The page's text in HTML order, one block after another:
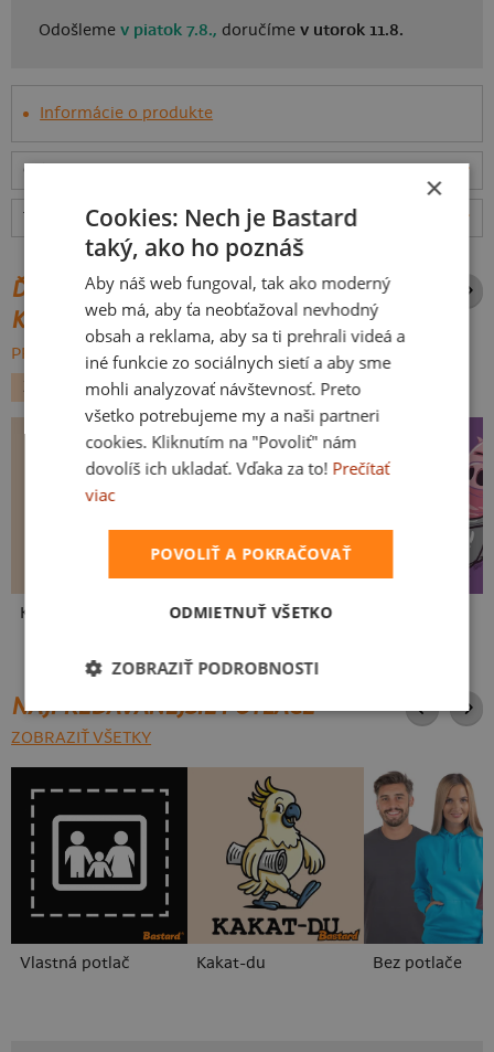
Odošlemev piatok 7.8., doručímev utorok 11.8.
Informácie o produkte
Tabuľka veľkostí: Akú vybrať?
ĎALŠIE POTLAČE Z ROVNAKEJ
KATEGÓRIE
PREHĽADÁVAŤ VŠETKO:
ZVIERATKÁ
LÁSKA PRÍLEŽITOSTI
Kakat-du V presse
NAJPREDÁVANEJŠIE POTLAČE
ZOBRAZIŤ VŠETKY
Vlastná potlač Kakat-du Bez potlače
×
Cookies: Nech je Bastard
taký, ako ho poznáš
Aby náš web fungoval, tak ako moderný
web má, aby ťa neobťažoval nevhodný
obsah a reklama, aby sa ti prehrali videá a
iné funkcie zo sociálnych sietí a aby sme
mohli analyzovať návštevnosť. Preto
všetko potrebujeme my a naši partneri
cookies. Kliknutím na "Povoliť" nám
dovolíš ich ukladať. Vďaka za to! Prečítať
viac
POVOLIŤ A POKRAČOVAŤ
ODMIETNUŤ VŠETKO
ZOBRAZIŤ PODROBNOSTI